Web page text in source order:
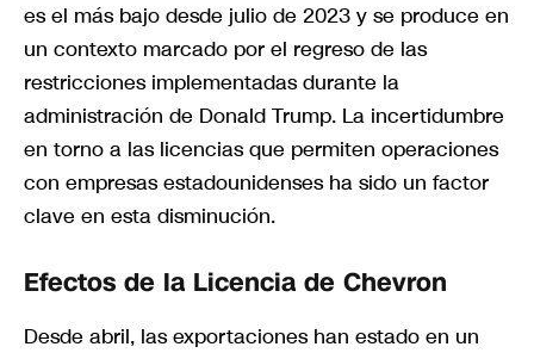
es el más bajo desde julio de 2023 y se produce en
un contexto marcado por el regreso de las
restricciones implementadas durante la
administración de Donald Trump. La incertidumbre
en torno a las licencias que permiten operaciones
con empresas estadounidenses ha sido un factor
clave en esta disminución.
Efectos de la Licencia de Chevron
Desde abril, las exportaciones han estado en un